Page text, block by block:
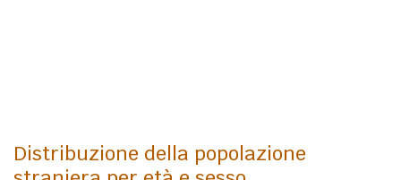
Distribuzione della popolazione